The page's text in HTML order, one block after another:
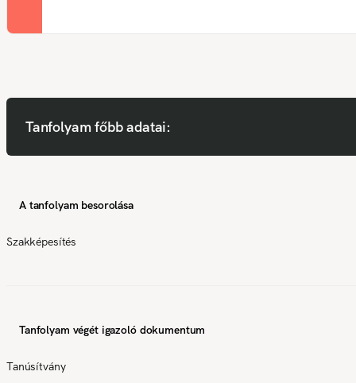
Tanfolyam főbb adatai:
A tanfolyam besorolása
Szakképesítés
Tanfolyam végét igazoló dokumentum
Tanúsítvány